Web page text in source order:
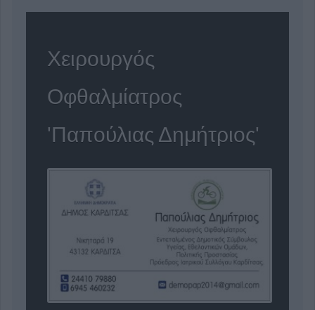
Χειρουργός
Οφθαλμίατρος
'Παπούλιας Δημήτριος'